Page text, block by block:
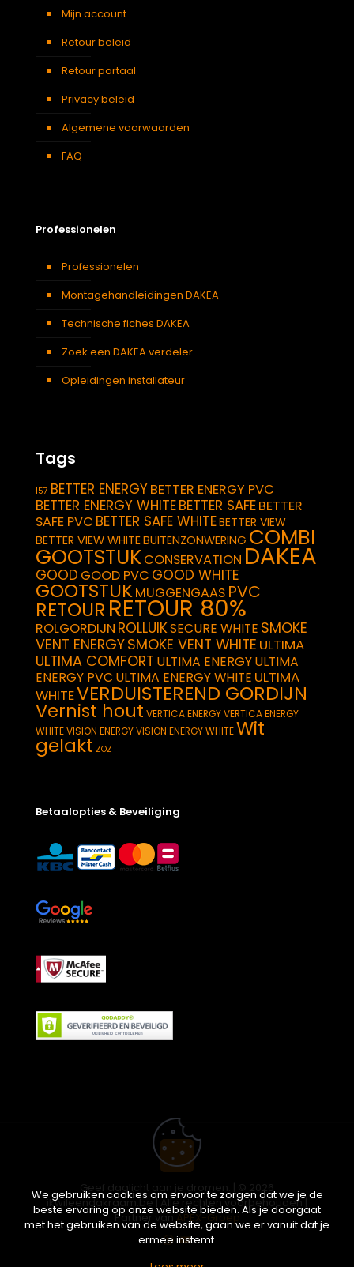
Mijn account
Retour beleid
Retour portaal
Privacy beleid
Algemene voorwaarden
FAQ
Professionelen
Professionelen
Montagehandleidingen DAKEA
Technische fiches DAKEA
Zoek een DAKEA verdeler
Opleidingen installateur
Tags
157 BETTER ENERGYBETTER ENERGY PVC
BETTER ENERGY WHITEBETTER SAFEBETTER
SAFE PVC BETTER SAFE WHITEBETTER VIEW
BETTER VIEW WHITEBUITENZONWERING COMBI
GOOTSTUKCONSERVATION DAKEA
GOOD GOOD PVC GOOD WHITE
GOOTSTUKMUGGENGAAS PVC
RETOUR RETOUR 80%
ROLGORDIJN ROLLUIKSECURE WHITE SMOKE
VENT ENERGYSMOKE VENT WHITE ULTIMA
ULTIMA COMFORT ULTIMA ENERGYULTIMA
ENERGY PVC ULTIMA ENERGY WHITE ULTIMA
WHITEVERDUISTEREND GORDIJN
Vernist hout VERTICA ENERGYVERTICA ENERGY
WHITEVISION ENERGYVISION ENERGY WHITEWit
gelakt ZOZ
Betaalopties & Beveiliging
Geef daglicht aan je dromen. | © 2026
ikwileendakraam.be | Alle rechten voorbehouden |
Partner vanAPEX-Groep
We gebruiken cookies om ervoor te zorgen dat we je de
beste ervaring op onze website bieden. Als je doorgaat
met het gebruiken van de website, gaan we er vanuit dat je
ermee instemt.